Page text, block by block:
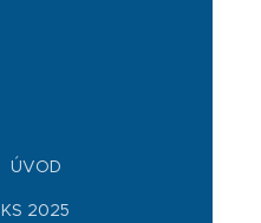
ÚVOD
KS 2025